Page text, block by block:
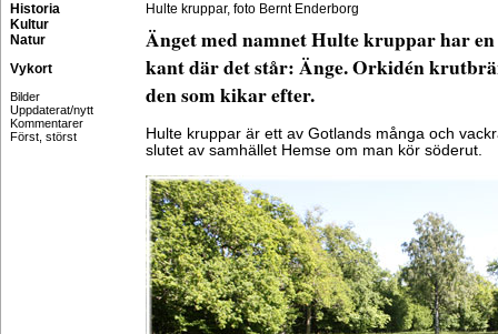
Historia
Kultur
Natur
Vykort
Bilder
Uppdaterat/nytt
Kommentarer
Först, störst
Hulte kruppar, foto Bernt Enderborg
Änget med namnet Hulte kruppar har
kant där det står: Änge. Orkidén
den som kikar efter.
Hulte kruppar är ett av Gotlands många och
slutet av samhället Hemse om man kör söderut.